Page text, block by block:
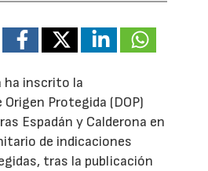
ha inscrito la
Protegida (DOP)
Espadán y Calderona en
de indicaciones
tras la publicación